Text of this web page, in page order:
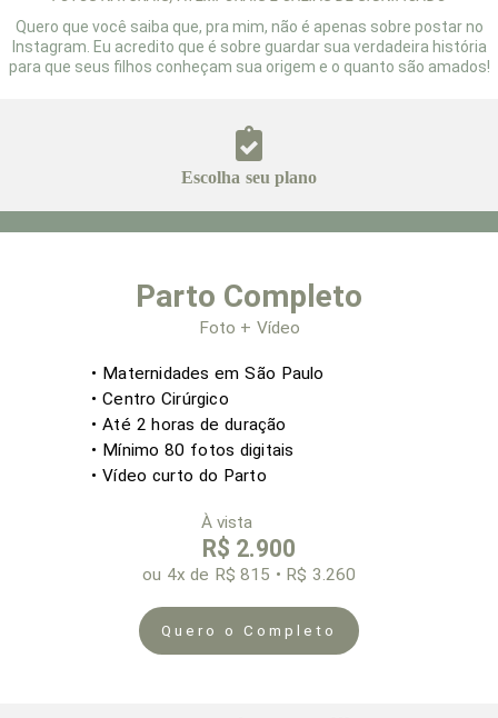
Quero que você saiba que, pra mim, não é apenas sobre postar no
Instagram. Eu acredito que é sobre guardar sua verdadeira história
para que seus filhos conheçam sua origem e o quanto são amados!
Escolha seu plano
Parto Completo
Foto + Vídeo
• Maternidades em São Paulo
• Centro Cirúrgico
• Até 2 horas de duração
• Mínimo 80 fotos digitais
•Vídeo curto do Parto
À vista
R$ 2.900
ou 4xde R$ 815 • R$ 3.260
Quero o Completo